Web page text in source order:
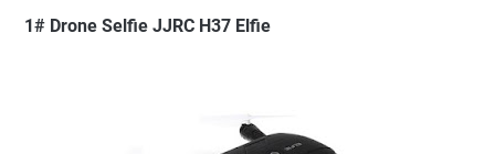
1# Drone Selfie JJRC H37 Elfie